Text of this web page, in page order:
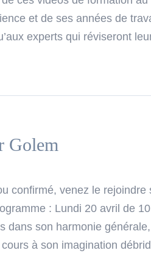
et de ses années de
experts qui réviseront
Golem
confirmé, venez le rejoindre
: Lundi 20 avril de
dans son harmonie
à son imagination